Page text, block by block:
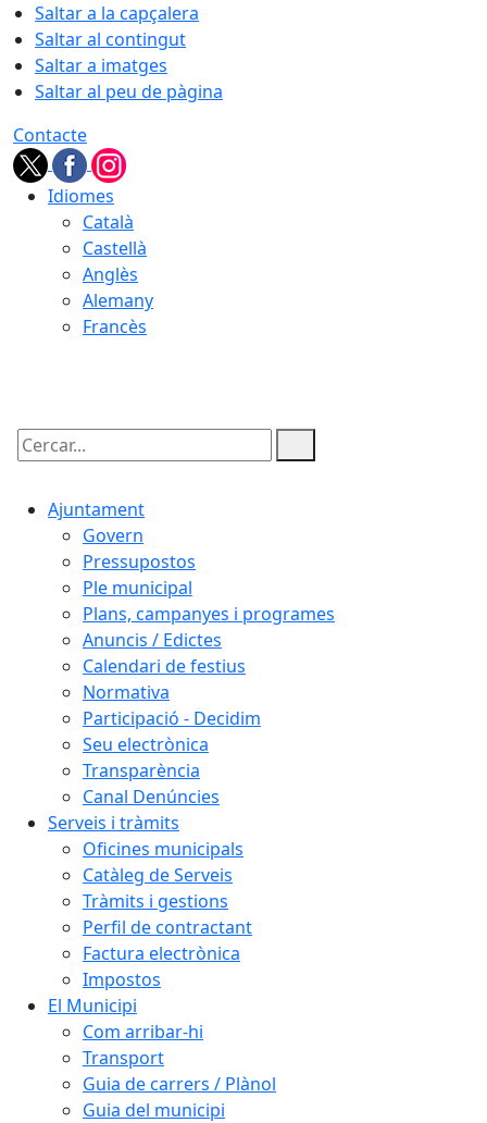
Saltar a la capçalera
Saltar al contingut
Saltar a imatges
Saltar al peu de pàgina
Contacte
Idiomes
Català
Castellà
Anglès
Alemany
Francès
Cercar:
Ajuntament
Govern
Pressupostos
Ple municipal
Plans, campanyes i programes
Anuncis / Edictes
Calendari de festius
Normativa
Participació - Decidim
Seu electrònica
Transparència
Canal Denúncies
Serveis i tràmits
Oficines municipals
Catàleg de Serveis
Tràmits i gestions
Perfil de contractant
Factura electrònica
Impostos
El Municipi
Com arribar-hi
Transport
Guia de carrers / Plànol
Guia del municipi